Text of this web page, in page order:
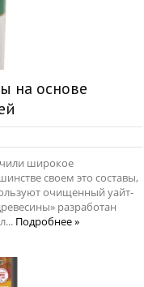
на основе
широкое
своем это составы,
очищенный уайт-
разработан
Подробнее »